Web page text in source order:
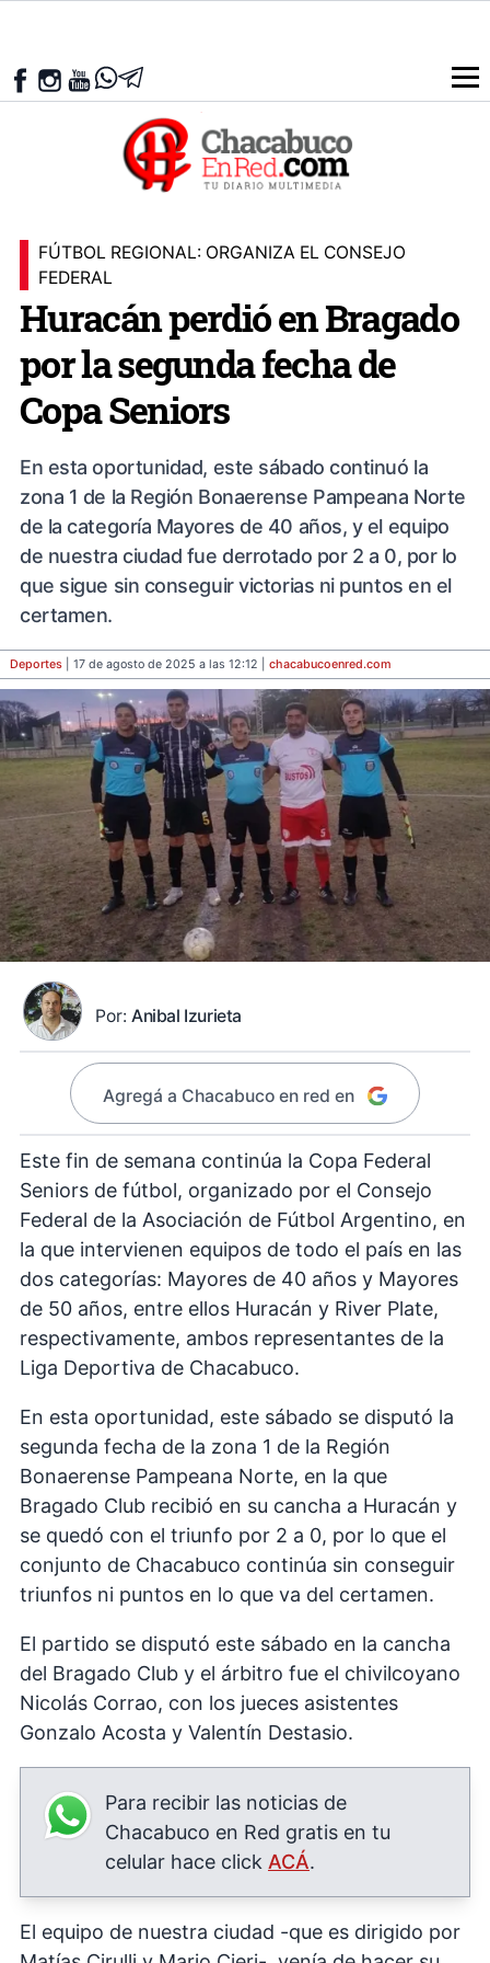
FÚTBOL REGIONAL: ORGANIZA EL CONSEJO
FEDERAL
Huracán perdió en Bragado
por la segunda fecha de
Copa Seniors
En esta oportunidad, este sábado continuó la
zona 1 de la Región Bonaerense Pampeana Norte
de la categoría Mayores de 40 años, y el equipo
de nuestra ciudad fue derrotado por 2 a 0, por lo
que sigue sin conseguir victorias ni puntos en el
certamen.
Deportes | 17 de agosto de 2025 a las 12:12 | chacabucoenred.com
Por: Anibal Izurieta
Agregá a Chacabuco en red en
Este fin de semana continúa la Copa Federal
Seniors de fútbol, organizado por el Consejo
Federal de la Asociación de Fútbol Argentino, en
la que intervienen equipos de todo el país en las
dos categorías: Mayores de 40 años y Mayores
de 50 años, entre ellos Huracán y River Plate,
respectivamente, ambos representantes de la
Liga Deportiva de Chacabuco.
En esta oportunidad, este sábado se disputó la
segunda fecha de la zona 1 de la Región
Bonaerense Pampeana Norte, en la que
Bragado Club recibió en su cancha a Huracán y
se quedó con el triunfo por 2 a 0, por lo que el
conjunto de Chacabuco continúa sin conseguir
triunfos ni puntos en lo que va del certamen.
El partido se disputó este sábado en la cancha
del Bragado Club y el árbitro fue el chivilcoyano
Nicolás Corrao, con los jueces asistentes
Gonzalo Acosta y Valentín Destasio.
Para recibir las noticias de
Chacabuco en Red gratis en tu
celular hace click ACÁ.
El equipo de nuestra ciudad -que es dirigido por